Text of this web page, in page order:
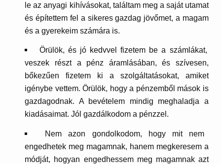
le az anyagi kihívásokat, találtam meg a saját utamat
és építettem fel a sikeres gazdag jövőmet, a magam
és a gyerekeim számára is.
Örülök, és jó kedvvel fizetem be a számlákat,
veszek részt a pénz áramlásában, és szívesen,
bőkezűen fizetem ki a szolgáltatásokat, amiket
igénybe vettem. Örülök, hogy a pénzemből mások is
gazdagodnak. A bevételem mindig meghaladja a
kiadásaimat. Jól gazdálkodom a pénzzel.
Nem azon gondolkodom, hogy mit nem
engedhetek meg magamnak, hanem megkeresem a
módját, hogyan engedhessem meg magamnak azt